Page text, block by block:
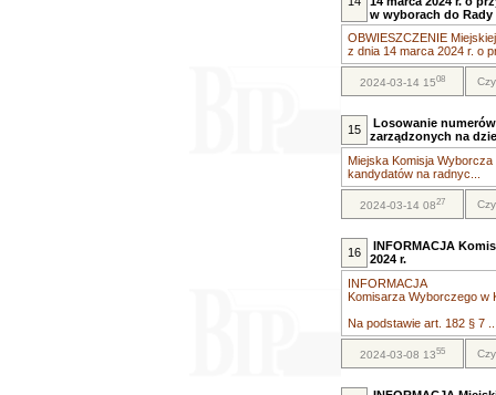
w wyborach do
OBWIESZCZENIE
z dnia 14 marca 2024 r. o
2024-03-14 1508
15
Losowanie
zarządzonych na
Miejska Komisja
kandydatów na radnyc...
2024-03-14 0827
16
INFORMACJA
2024 r.
INFORMACJA
Komisarza Wyborczego w
Na podstawie art. 182 § 7
2024-03-08 1355